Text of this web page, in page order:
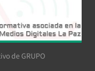
de GRUPO